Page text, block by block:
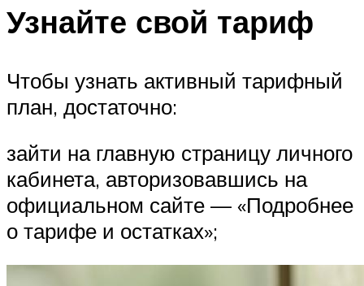
Узнайте свой тариф
Чтобы узнать активный тарифный
план, достаточно:
зайти на главную страницу личного
кабинета, авторизовавшись на
официальном сайте — «Подробнее
о тарифе и остатках»;